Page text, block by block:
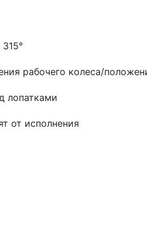
рабочего колеса/
лопатками
от исполнения